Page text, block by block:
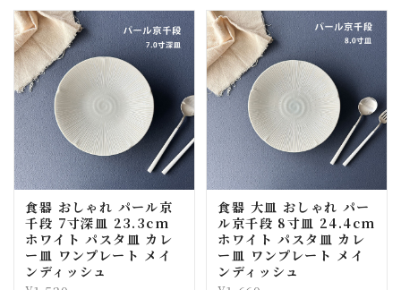
食器 おしゃれ パール京
千段 7寸深皿 23.3cm
ホワイト パスタ皿 カレ
ー皿 ワンプレート メイ
ンディッシュ
食器 大皿 おしゃれ パー
ル京千段 8寸皿 24.4cm
ホワイト パスタ皿 カレ
ー皿 ワンプレート メイ
ンディッシュ